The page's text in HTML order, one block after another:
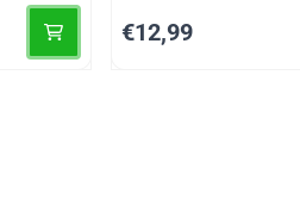
Prijs: 12,99
€12,99